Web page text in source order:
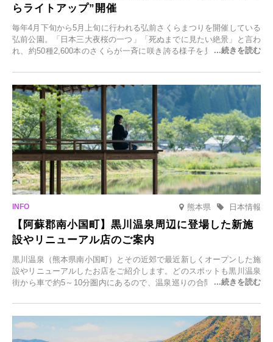
らライトアップ”開催
毎年4月下旬から5月上旬に行われる弘前さくらまつりを開催している
弘前公園。「日本三大夜桜の一つ」「死ぬまでに見たい絶景」と言わ
れ、約50種2,600本のさくらが一斉に咲き誇る様子を見に、世界中か
日(月)～2026年2月28日(土)の期間、「冬に咲くさくらライトアップ」
を開催します。
熊本県 日本情報
【阿蘇郡南小国町】黒川温泉周辺に登場した新施
設やリニューアル店のご案内
黒川温泉（熊本県南小国町）とその近郊で最近新しくオープンした施
設やリニューアルしたお店をご紹介します。どのスポットも黒川温泉
街から車で約5～10分圏内にあるので、温泉巡りの合間に気軽に立ち
元食材にこだわったレストランなど、多彩な魅力が満載です。黒川温
泉の新たな楽しみとしてチェックしてみてください。